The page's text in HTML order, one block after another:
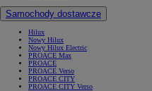
Samochody dostawcze
Hilux
Nowy Hilux
Nowy Hilux Electric
PROACE Max
PROACE
PROACE Verso
PROACE CITY
PROACE CITY Verso